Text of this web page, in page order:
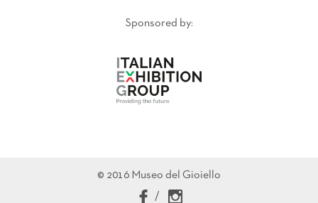
Sponsored by:
© 2016 Museo del Gioiello
/